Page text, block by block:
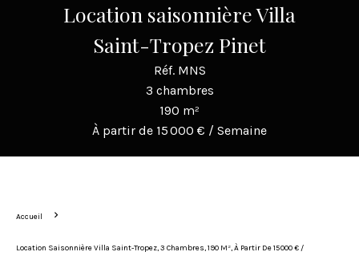
Location saisonnière Villa
Saint-Tropez Pinet
Réf. MNS
3 chambres
190 m²
À partir de 15 000 € / Semaine
Accueil
Location Saisonnière Villa Saint-Tropez, 3 Chambres, 190 M², À Partir De 15 000 € /